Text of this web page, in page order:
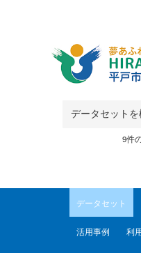
9件
データセット
活用事例 利